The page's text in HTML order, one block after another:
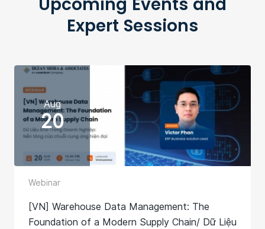
Expert Sessions
Aug
20
Webinar
[VN] Warehouse Data Management: The
Foundation of a Modern Supply Chain/ Dữ Liệu